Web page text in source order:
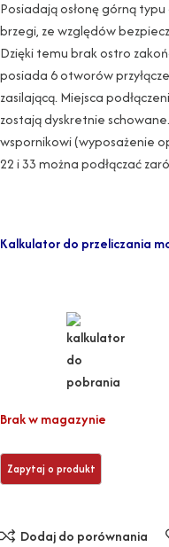
Posiadają osłonę górną
brzegi, ze względów
Dzięki temu brak ostro
posiada 6 otworów
zasilającą. Miejsca
zostają dyskretnie
wspornikowi (wyposażenie
22 i 33 można podłączać
Kalkulator do przeliczania
Brak w magazynie
Dodaj do porównania